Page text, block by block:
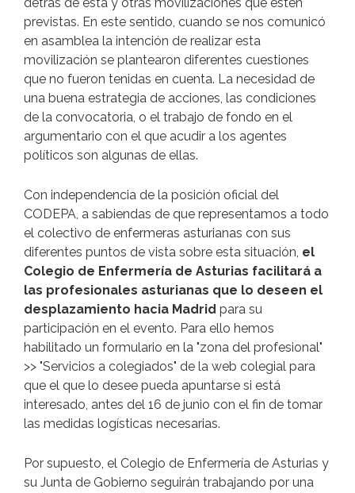
detrás de esta y otras movilizaciones que estén
previstas. En este sentido, cuando se nos comunicó
en asamblea la intención de realizar esta
movilización se plantearon diferentes cuestiones
que no fueron tenidas en cuenta. La necesidad de
una buena estrategia de acciones, las condiciones
de la convocatoria, o el trabajo de fondo en el
argumentario con el que acudir a los agentes
políticos son algunas de ellas.
Con independencia de la posición oficial del
CODEPA, a sabiendas de que representamos a todo
el colectivo de enfermeras asturianas con sus
diferentes puntos de vista sobre esta situación, el
Colegio de Enfermería de Asturias facilitará a
las profesionales asturianas que lo deseen el
desplazamiento hacia Madrid para su
participación en el evento. Para ello hemos
habilitado un formulario en la "zona del profesional"
>> "Servicios a colegiados" de la web colegial para
que el que lo desee pueda apuntarse si está
interesado, antes del 16 de junio con el fin de tomar
las medidas logísticas necesarias.
Por supuesto, el Colegio de Enfermería de Asturias y
su Junta de Gobierno seguirán trabajando por una